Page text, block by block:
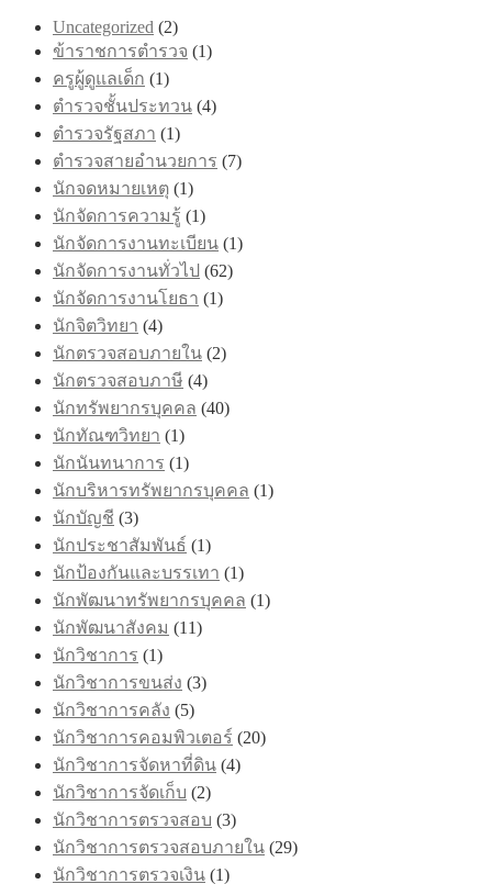
Uncategorized (2)
ข้าราชการตำรวจ (1)
ครูผู้ดูแลเด็ก (1)
ตำรวจชั้นประทวน (4)
ตำรวจรัฐสภา (1)
ตำรวจสายอำนวยการ (7)
นักจดหมายเหตุ (1)
นักจัดการความรู้ (1)
นักจัดการงานทะเบียน (1)
นักจัดการงานทั่วไป (62)
นักจัดการงานโยธา (1)
นักจิตวิทยา (4)
นักตรวจสอบภายใน (2)
นักตรวจสอบภาษี (4)
นักทรัพยากรบุคคล (40)
นักทัณฑวิทยา (1)
นักนันทนาการ (1)
นักบริหารทรัพยากรบุคคล (1)
นักบัญชี (3)
นักประชาสัมพันธ์ (1)
นักป้องกันและบรรเทา (1)
นักพัฒนาทรัพยากรบุคคล (1)
นักพัฒนาสังคม (11)
นักวิชาการ (1)
นักวิชาการขนส่ง (3)
นักวิชาการคลัง (5)
นักวิชาการคอมพิวเตอร์ (20)
นักวิชาการจัดหาที่ดิน (4)
นักวิชาการจัดเก็บ (2)
นักวิชาการตรวจสอบ (3)
นักวิชาการตรวจสอบภายใน (29)
นักวิชาการตรวจเงิน (1)